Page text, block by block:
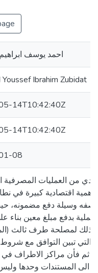
احمد يوسف
Ibrahim Zubidat
14T10:42:40Z
14T10:42:40Z
08
من العمليات المصرفية
اقتصادية كبيرة في
بوصفه وسيلة دفع مضمونه،
بدفع مبلغ معين بناء
وذلك لمصلحة طرف ثالث
التي تبين التوافق مع
ثم فأن مراكز الاطراف في
الى المستندات وحدها